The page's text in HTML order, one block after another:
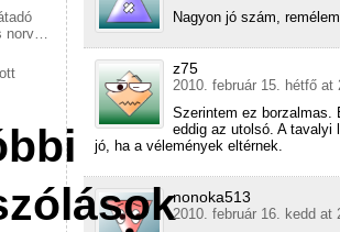
norvég
Nagyon jó szám,
z75
2010. február 15. hétfő at
Szerintem ez borzalmas.
eddig az utolsó. A tavalyi
jó, ha a vélemények eltérnek.
nonoka513
2010. február 16. kedd at